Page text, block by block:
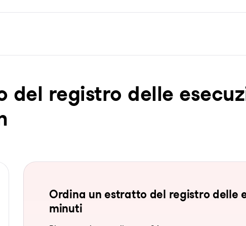
del re­gis­tro del­le
Ordina un estratto del registro delle
minuti